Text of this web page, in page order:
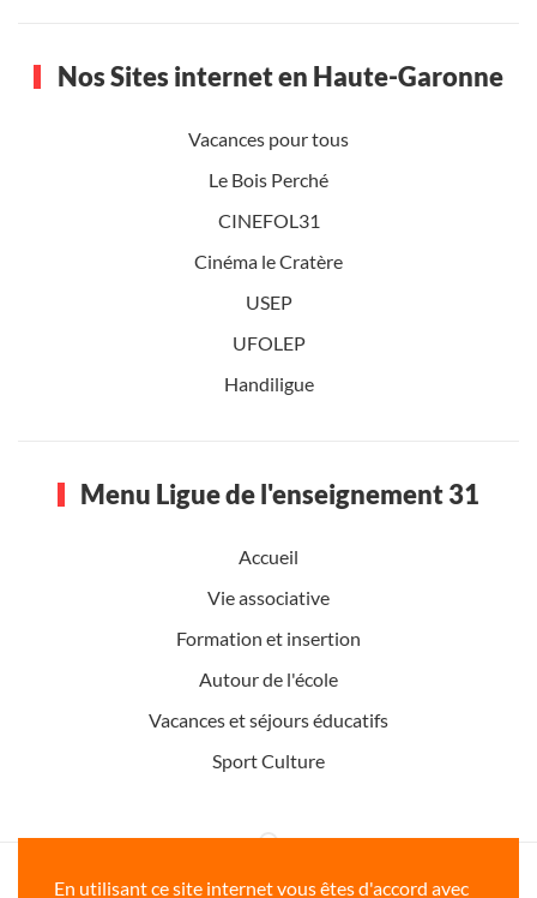
Nos Sites internet en Haute-Garonne
Vacances pour tous
Le Bois Perché
CINEFOL31
Cinéma le Cratère
USEP
UFOLEP
Handiligue
Menu Ligue de l'enseignement 31
Accueil
Vie associative
Formation et insertion
Autour de l'école
Vacances et séjours éducatifs
Sport Culture
En utilisant ce site internet vous êtes d'accord avec